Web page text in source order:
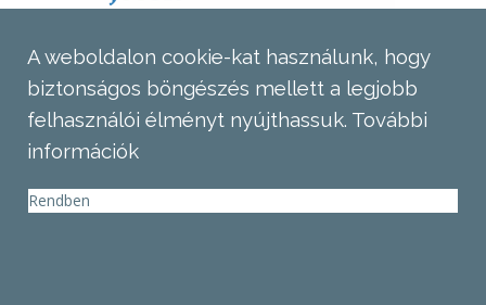
A weboldalon cookie-kat használunk, hogy
biztonságos böngészés mellett a legjobb
felhasználói élményt nyújthassuk. További
információk
Rendben